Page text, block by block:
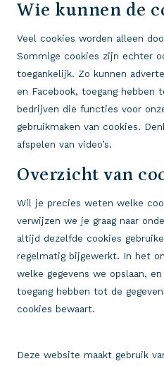
Wie kunnen de
Veel cookies worden alleen
Sommige cookies zijn echter
toegankelijk. Zo kunnen
en Facebook, toegang hebben
bedrijven die functies voor
gebruikmaken van cookies.
afspelen van video’s.
Overzicht van
Wil je precies weten welke
verwijzen we je graag naar
altijd dezelfde cookies
regelmatig bijgewerkt. In het
welke gegevens we opslaan,
toegang hebben tot de
cookies bewaart.
Deze website maakt gebruik